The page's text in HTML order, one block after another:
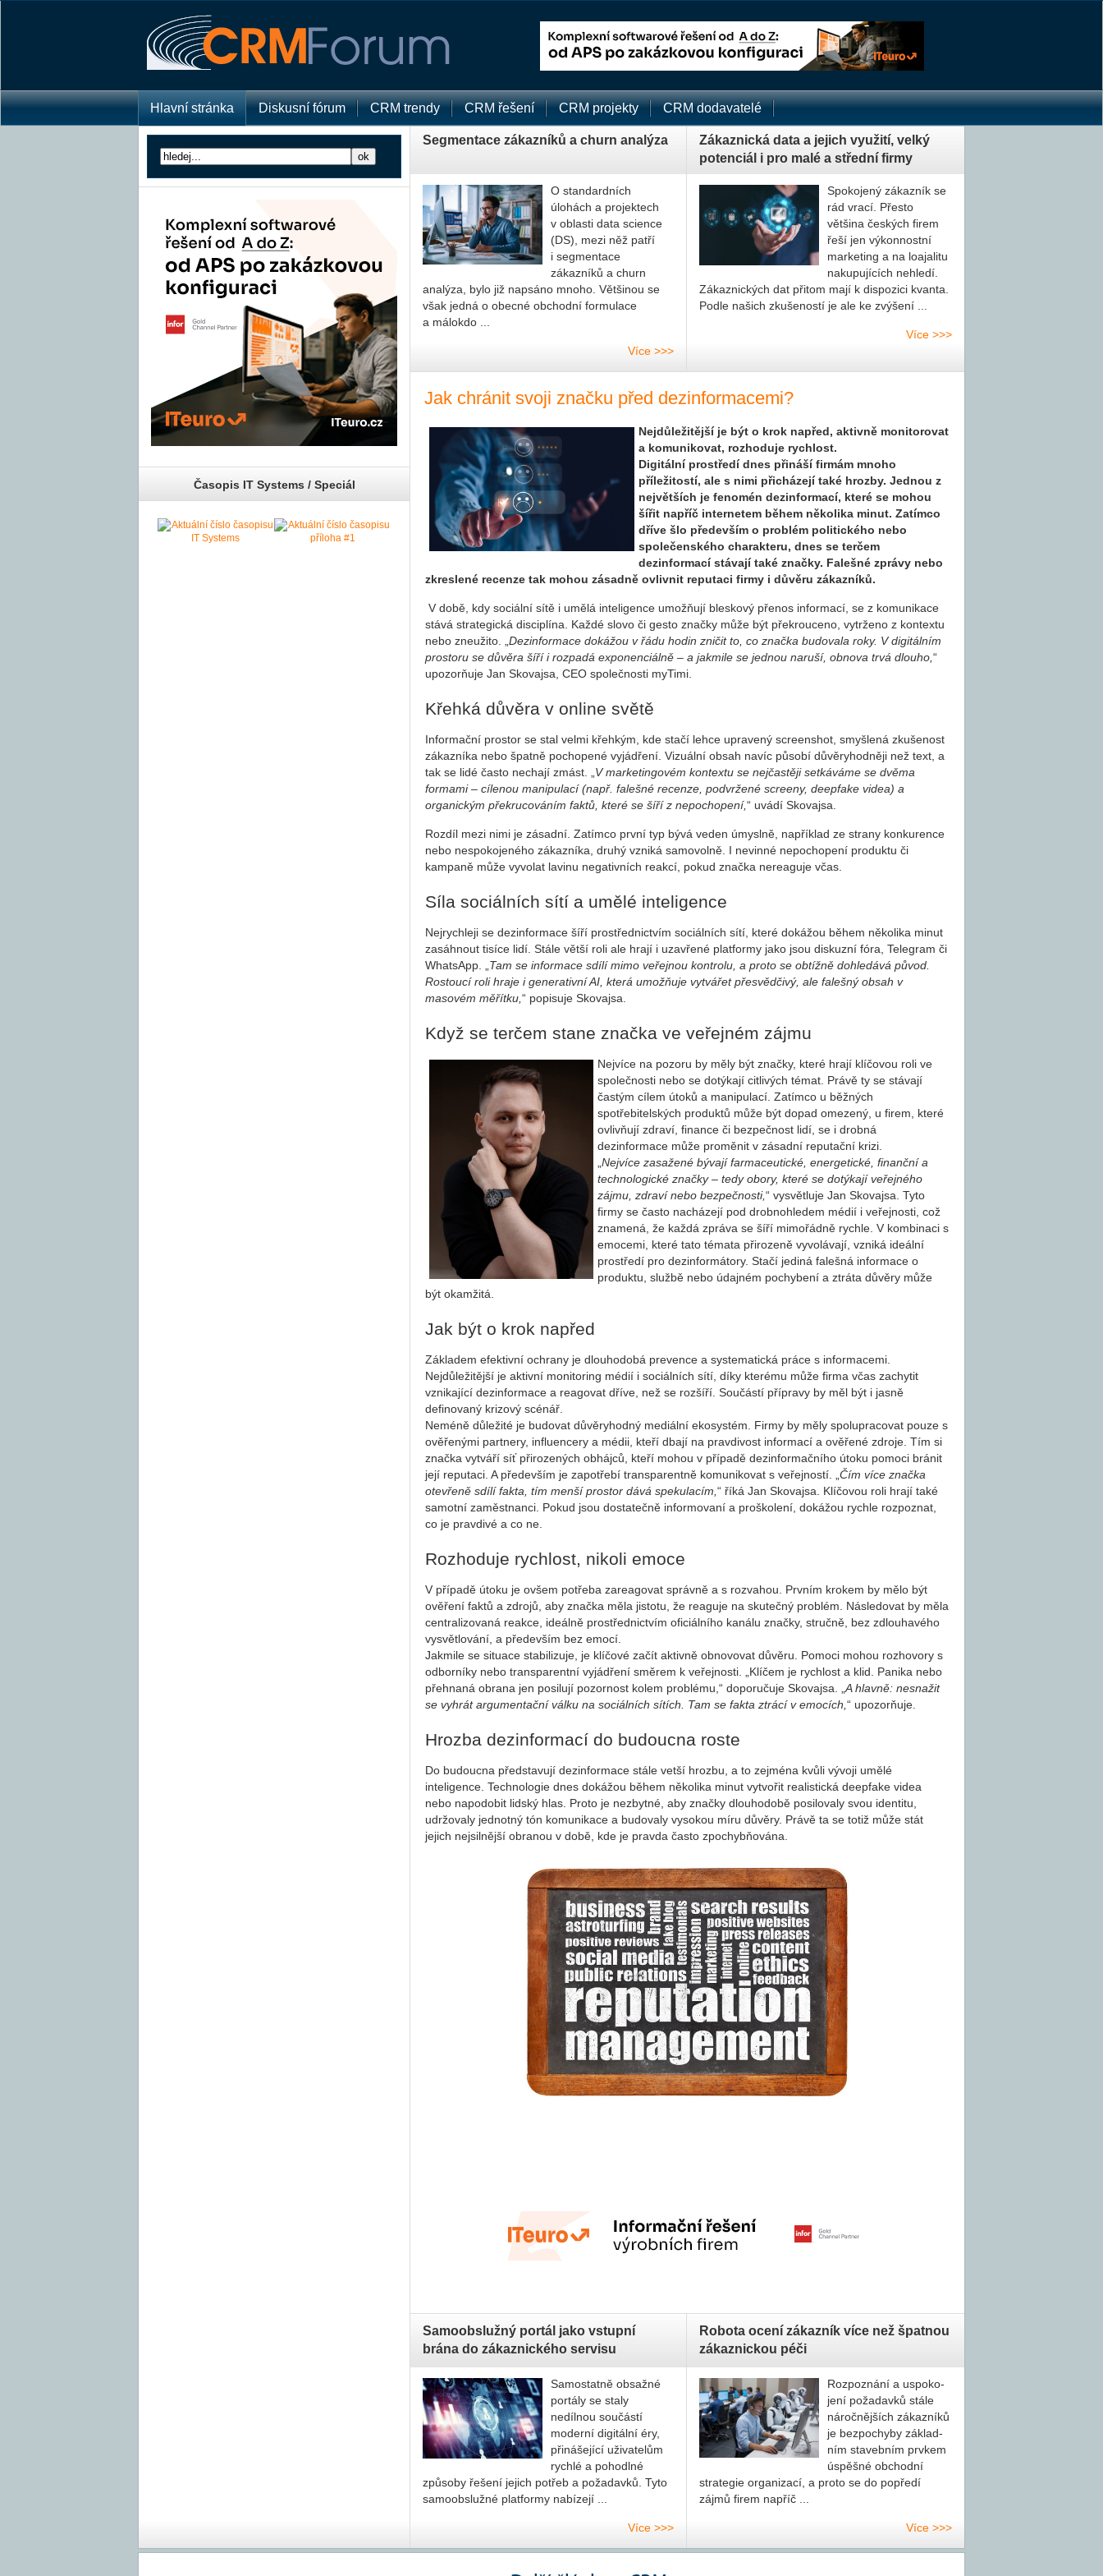
Hlavní stránka Diskusní fórum CRM trendy CRM řešení CRM projekty CRM dodavatelé
Časopis IT Systems / Speciál
Segmentace zákazníků a churn analýza
O standardních
úlohách a projektech
v oblasti data science
(DS), mezi něž patří
i segmentace
zákazníků a churn
analýza, bylo již napsáno mnoho. Většinou se
však jedná o obecné obchodní formulace
a málokdo ...
Více >>>
Zákaznická data a jejich využití, velký
potenciál i pro malé a střední firmy
Spokojený zákazník se
rád vrací. Přesto
většina českých firem
řeší jen výkonnostní
marketing a na loa­ja­li­tu
na­ku­pu­jí­cích nehledí.
Zá­kaz­nic­kých dat přitom mají k dispozici kvanta.
Podle našich zkušeností je ale ke zvýšení ...
Více >>>
Jak chránit svoji značku před dezinformacemi?
Nejdůležitější je být o krok napřed, aktivně monitorovat
a komunikovat, rozhoduje rychlost.
Digitální prostředí dnes přináší firmám mnoho
příležitostí, ale s nimi přicházejí také hrozby. Jednou z
největších je fenomén dezinformací, které se mohou
šířit napříč internetem během několika minut. Zatímco
dříve šlo především o problém politického nebo
společenského charakteru, dnes se terčem
dezinformací stávají také značky. Falešné zprávy nebo
zkreslené recenze tak mohou zásadně ovlivnit reputaci firmy i důvěru zákazníků.
V době, kdy sociální sítě i umělá inteligence umožňují bleskový přenos informací, se z komunikace
stává strategická disciplína. Každé slovo či gesto značky může být překrouceno, vytrženo z kontextu
nebo zneužito. „ Dezinformace dokážou v řádu hodin zničit to, co značka budovala roky. V digitálním
prostoru se důvěra šíří i rozpadá exponenciálně – a jakmile se jednou naruší, obnova trvá dlouho, “
upozorňuje Jan Skovajsa, CEO společnosti myTimi.
Křehká důvěra v online světě
Informační prostor se stal velmi křehkým, kde stačí lehce upravený screenshot, smyšlená zkušenost
zákazníka nebo špatně pochopené vyjádření. Vizuální obsah navíc působí důvěryhodněji než text, a
tak se lidé často nechají zmást. „ V marketingovém kontextu se nejčastěji setkáváme se dvěma
formami – cílenou manipulací (např. falešné recenze, podvržené screeny, deepfake videa) a
organickým překrucováním faktů, které se šíří z nepochopení,“ uvádí Skovajsa.
Rozdíl mezi nimi je zásadní. Zatímco první typ bývá veden úmyslně, například ze strany konkurence
nebo nespokojeného zákazníka, druhý vzniká samovolně. I nevinné nepochopení produktu či
kampaně může vyvolat lavinu negativních reakcí, pokud značka nereaguje včas.
Síla sociálních sítí a umělé inteligence
Nejrychleji se dezinformace šíří prostřednictvím sociálních sítí, které dokážou během několika minut
zasáhnout tisíce lidí. Stále větší roli ale hrají i uzavřené platformy jako jsou diskuzní fóra, Telegram či
WhatsApp. „ Tam se informace sdílí mimo veřejnou kontrolu, a proto se obtížně dohledává původ.
Rostoucí roli hraje i generativní AI, která umožňuje vytvářet přesvědčivý, ale falešný obsah v
masovém měřítku, “ popisuje Skovajsa.
Když se terčem stane značka ve veřejném zájmu
Nejvíce na pozoru by měly být značky, které hrají klíčovou roli ve
společnosti nebo se dotýkají citlivých témat. Právě ty se stávají
častým cílem útoků a manipulací. Zatímco u běžných
spotřebitelských produktů může být dopad omezený, u firem, které
ovlivňují zdraví, finance či bezpečnost lidí, se i drobná
dezinformace může proměnit v zásadní reputační krizi.
Nejvíce zasažené bývají farmaceutické, energetické, finanční a
technologické značky – tedy obory, které se dotýkají veřejného
zájmu, zdraví nebo bezpečnosti,“ vysvětluje Jan Skovajsa. Tyto
firmy se často nacházejí pod drobnohledem médií i veřejnosti, což
znamená, že každá zpráva se šíří mimořádně rychle. V kombinaci s
emocemi, které tato témata přirozeně vyvolávají, vzniká ideální
prostředí pro dezinformátory. Stačí jediná falešná informace o
produktu, službě nebo údajném pochybení a ztráta důvěry může
být okamžitá.
Jak být o krok napřed
Základem efektivní ochrany je dlouhodobá prevence a systematická práce s informacemi.
Nejdůležitější je aktivní monitoring médií i sociálních sítí, díky kterému může firma včas zachytit
vznikající dezinformace a reagovat dříve, než se rozšíří. Součástí přípravy by měl být i jasně
definovaný krizový scénář.
Neméně důležité je budovat důvěryhodný mediální ekosystém. Firmy by měly spolupracovat pouze s
ověřenými partnery, influencery a médii, kteří dbají na pravdivost informací a ověřené zdroje. Tím si
značka vytváří síť přirozených obhájců, kteří mohou v případě dezinformačního útoku pomoci bránit
její reputaci. A především je zapotřebí transparentně komunikovat s veřejností. „ Čím více značka
otevřeně sdílí fakta, tím menší prostor dává spekulacím, “ říká Jan Skovajsa. Klíčovou roli hrají také
samotní zaměstnanci. Pokud jsou dostatečně informovaní a proškolení, dokážou rychle rozpoznat,
co je pravdivé a co ne.
Rozhoduje rychlost, nikoli emoce
V případě útoku je ovšem potřeba zareagovat správně a s rozvahou. Prvním krokem by mělo být
ověření faktů a zdrojů, aby značka měla jistotu, že reaguje na skutečný problém. Následovat by měla
centralizovaná reakce, ideálně prostřednictvím oficiálního kanálu značky, stručně, bez zdlouhavého
vysvětlování, a především bez emocí.
Jakmile se situace stabilizuje, je klíčové začít aktivně obnovovat důvěru. Pomoci mohou rozhovory s
odborníky nebo transparentní vyjádření směrem k veřejnosti. „Klíčem je rychlost a klid. Panika nebo
přehnaná obrana jen posilují pozornost kolem problému,“ doporučuje Skovajsa. „ A hlavně: nesnažit
se vyhrát argumentační válku na sociálních sítích. Tam se fakta ztrácí v emocích, “ upozorňuje.
Hrozba dezinformací do budoucna roste
Do budoucna představují dezinformace stále vetší hrozbu, a to zejména kvůli vývoji umělé
inteligence. Technologie dnes dokážou během několika minut vytvořit realistická deepfake videa
nebo napodobit lidský hlas. Proto je nezbytné, aby značky dlouhodobě posilovaly svou identitu,
udržovaly jednotný tón komunikace a budovaly vysokou míru důvěry. Právě ta se totiž může stát
jejich nejsilnější obranou v době, kde je pravda často zpochybňována.
Samoobslužný portál jako vstupní
brána do zákaznického servisu
Samostatně obsažné
portály se staly
nedílnou součástí
moderní digitální éry,
přináše­jí­cí uživatelům
rychlé a pohodlné
způsoby řešení jejich potřeb a poža­dav­ků. Tyto
sa­mo­ob­služ­né platformy nabízejí ...
Více >>>
Robota ocení zákazník více než špatnou
zákaznickou péči
Rozpoznání a uspo­ko­
je­ní požadavků stále
náročnějších zákazníků
je bezpochyby zá­klad­
ním stavebním prvkem
úspěšné obchodní
strategie organizací, a proto se do popředí
zájmů firem napříč ...
Více >>>